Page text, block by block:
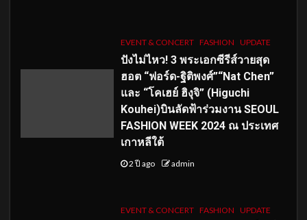
EVENT & CONCERT FASHION UPDATE
ปังไม่ไหว! 3 พระเอกซีรีส์วายสุด
ฮอต “ฟอร์ด-ฐิติพงศ์”“Nat Chen”
และ “โคเฮย์ ฮิงุจิ” (Higuchi
Kouhei)บินลัดฟ้าร่วมงาน SEOUL
FASHION WEEK 2024 ณ ประเทศ
เกาหลีใต้
2 ปี ago admin
EVENT & CONCERT FASHION UPDATE